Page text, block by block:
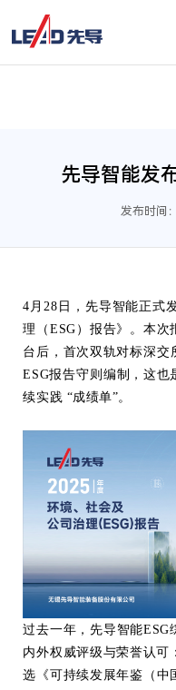
先导智能发
发布时间
4月28日，先导智能正式
理（ESG）报告》。本次
台后，首次双轨对标深
ESG报告守则编制，这
续实践 “成绩单”。
过去一年，先导智能ESG
内外权威评级与荣誉认可
选《可持续发展年鉴（中